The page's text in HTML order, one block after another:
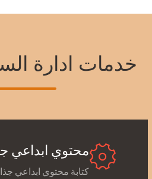
خدمات ادارة
محتوي ابداعي
كتابة محتوي ابداعي